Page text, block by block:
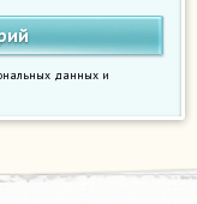
данных и